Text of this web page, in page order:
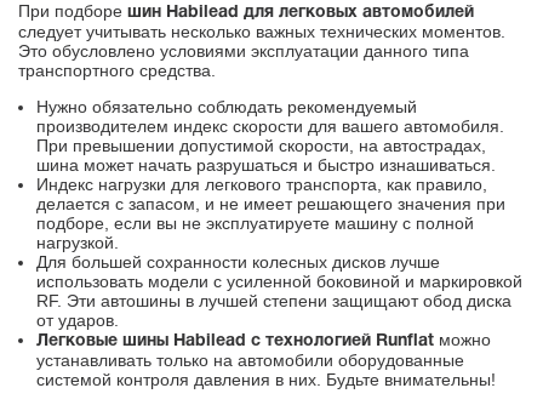
При подборе шин Habilead для легковых автомобилей
следует учитывать несколько важных технических моментов.
Это обусловлено условиями эксплуатации данного типа
транспортного средства.
Нужно обязательно соблюдать рекомендуемый
производителем индекс скорости для вашего автомобиля.
При превышении допустимой скорости, на автострадах,
шина может начать разрушаться и быстро изнашиваться.
Индекс нагрузки для легкового транспорта, как правило,
делается с запасом, и не имеет решающего значения при
подборе, если вы не эксплуатируете машину с полной
нагрузкой.
Для большей сохранности колесных дисков лучше
использовать модели с усиленной боковиной и маркировкой
RF. Эти автошины в лучшей степени защищают обод диска
от ударов.
Легковые шины Habilead с технологией Runflat можно
устанавливать только на автомобили оборудованные
системой контроля давления в них. Будьте внимательны!